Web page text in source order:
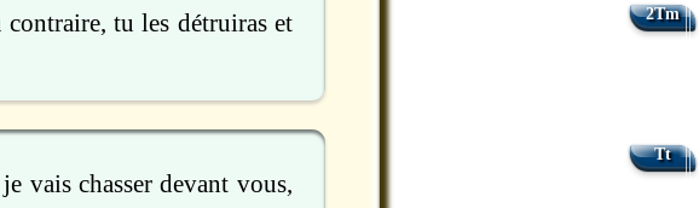
contraire, tu les détruiras et
vais chasser devant vous,
2Tm
Tt